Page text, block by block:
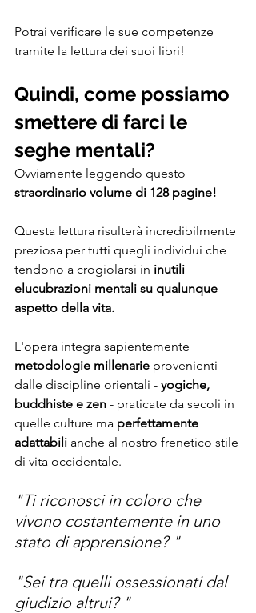
Potrai verificare le sue competenze
tramite la lettura dei suoi libri!
Quindi, come possiamo
smettere di farci le
seghe mentali?
Ovviamente leggendo questo
straordinario volume di 128 pagine!
Questa lettura risulterà incredibilmente
preziosa per tutti quegli individui che
tendono a crogiolarsi in inutili
elucubrazioni mentali su qualunque
aspetto della vita.
L'opera integra sapientemente
metodologie millenarie provenienti
dalle discipline orientali - yogiche,
buddhiste e zen - praticate da secoli in
quelle culture ma perfettamente
adattabili anche al nostro frenetico stile
di vita occidentale.
"Ti riconosci in coloro che
vivono costantemente in uno
stato di apprensione? "
"Sei tra quelli ossessionati dal
giudizio altrui? "